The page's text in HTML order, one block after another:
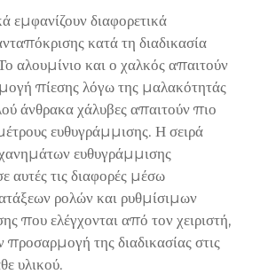
εμφανίζουν διαφορετικά
κατά τη διαδικασία
αλουμίνιο και ο χαλκός απαιτούν
πίεσης λόγω της μαλακότητάς
άνθρακα χάλυβες απαιτούν πιο
ευθυγράμμισης. Η σειρά
ευθυγράμμισης
αυτές τις διαφορές μέσω
ρολών και ρυθμίσιμων
που ελέγχονται από τον χειριστή,
προσαρμογή της διαδικασίας στις
υλικού.